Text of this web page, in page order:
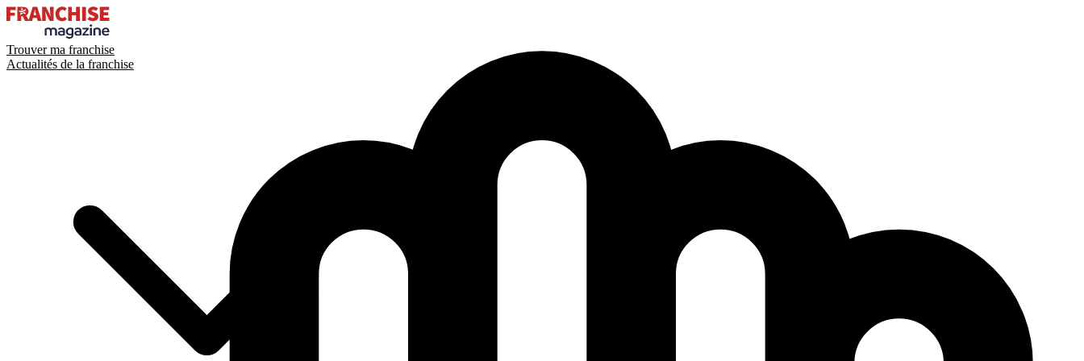
Trouver ma franchise
Actualités de la franchise